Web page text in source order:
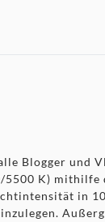
Blogger und
5500 K)
in